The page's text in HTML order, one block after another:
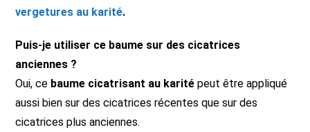
vergetures au karité.
Puis-je utiliser ce baume sur des cicatrices
anciennes ?
Oui, ce baume cicatrisant au karité peut être appliqué
aussi bien sur des cicatrices récentes que sur des
cicatrices plus anciennes.